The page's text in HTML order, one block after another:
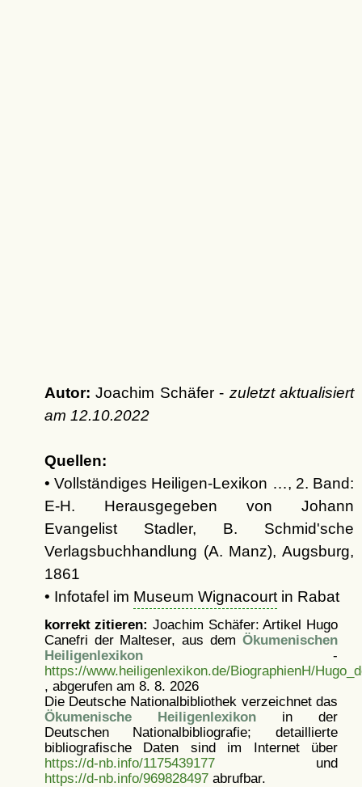
Autor: Joachim Schäfer - zuletzt aktualisiert
am 12.10.2022
Quellen:
• Vollständiges Heiligen-Lexikon …, 2. Band:
E-H. Herausgegeben von Johann
Evangelist Stadler, B. Schmid'sche
Verlagsbuchhandlung (A. Manz), Augsburg,
1861
• Infotafel im Museum Wignacourtin Rabat
korrekt zitieren: Joachim Schäfer: Artikel Hugo
Canefri der Malteser, aus dem Ökumenischen
Heiligenlexikon-
https://www.heiligenlexikon.de/BiographienH/
, abgerufen am 8. 8. 2026
Die Deutsche Nationalbibliothek verzeichnet das
Ökumenische Heiligenlexikonin der
Deutschen Nationalbibliografie; detaillierte
bibliografische Daten sind im Internet über
https://d-nb.info/1175439177und
https://d-nb.info/969828497abrufbar.